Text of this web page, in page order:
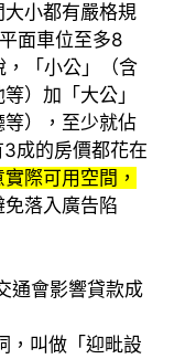
小都有嚴格規
面車位至多8
，「小公」（含
）加「大公」
等），至少就佔
成的房價都花在
際可用空間，
免落入廣告陷
通會影響貸款成
，叫做「迎毗設